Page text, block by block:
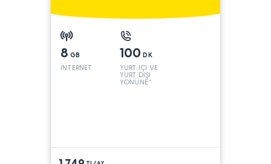
8 GB
İNTERNET
100 DK
YURT İÇİ VE
YURT DIŞI
YÖNÜNE*
TL/AY